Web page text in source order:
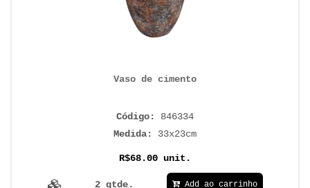
Vaso de cimento
Código: 846334
Medida: 33x23cm
R$68.00 unit.
2 qtde. Add ao carrinho